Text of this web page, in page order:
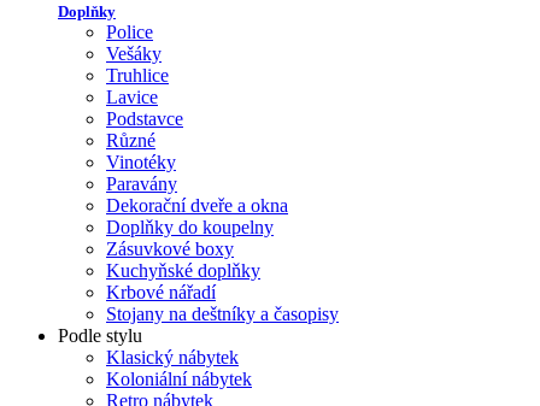
Doplňky
Police
Vešáky
Truhlice
Lavice
Podstavce
Různé
Vinotéky
Paravány
Dekorační dveře a okna
Doplňky do koupelny
Zásuvkové boxy
Kuchyňské doplňky
Krbové nářadí
Stojany na deštníky a časopisy
Podle stylu
Klasický nábytek
Koloniální nábytek
Retro nábytek